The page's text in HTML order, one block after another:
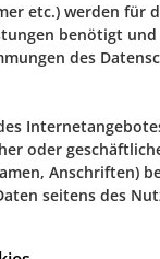
etc.) werden für
benötigt
des
oder
Anschriften)
seitens des